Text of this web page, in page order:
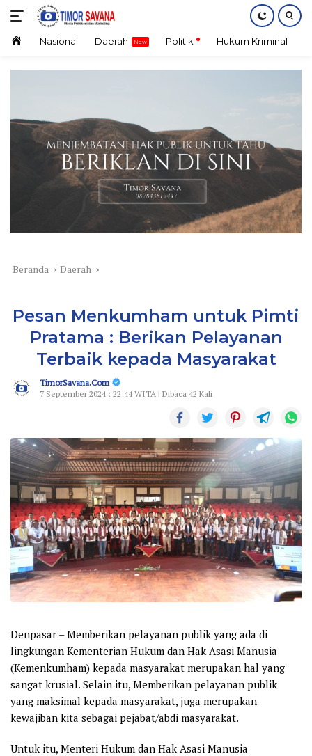
Langsung
konten HomeNasional Daerah Politik Hukum Kriminal
Beranda Daerah
Pesan Menkumham untuk Pimti
Pratama : Berikan Pelayanan
Terbaik kepada Masyarakat
TimorSavana.Com
7 September 2024 : 22:44 WITA | Dibaca 42 Kali
Denpasar – Memberikan pelayanan publik yang ada di
lingkungan Kementerian Hukum dan Hak Asasi Manusia
(Kemenkumham) kepada masyarakat merupakan hal yang
sangat krusial. Selain itu, Memberikan pelayanan publik
yang maksimal kepada masyarakat, juga merupakan
kewajiban kita sebagai pejabat/abdi masyarakat.
Untuk itu, Menteri Hukum dan Hak Asasi Manusia